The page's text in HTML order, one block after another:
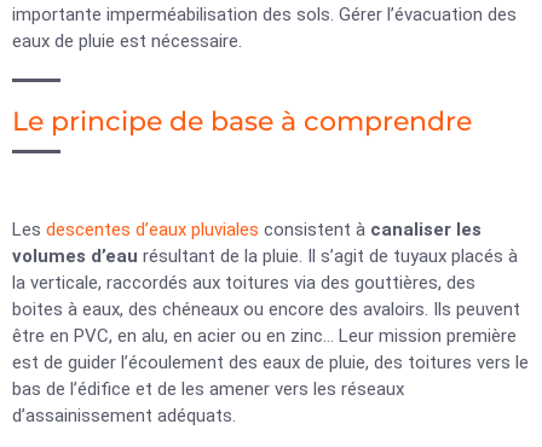
importante imperméabilisation des sols. Gérer l’évacuation des
eaux de pluie est nécessaire.
Le principe de base à comprendre
Les descentes d’eaux pluviales consistent à canaliser les
volumes d’eau résultant de la pluie. Il s’agit de tuyaux placés à
la verticale, raccordés aux toitures via des gouttières, des
boites à eaux, des chéneaux ou encore des avaloirs. Ils peuvent
être en PVC, en alu, en acier ou en zinc… Leur mission première
est de guider l’écoulement des eaux de pluie, des toitures vers le
bas de l’édifice et de les amener vers les réseaux
d’assainissement adéquats.